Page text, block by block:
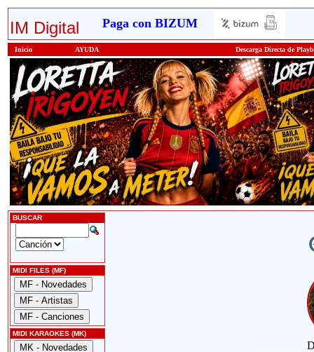
IM Digital Paga con BIZUM
Inicio AYUDA Descarga Directa de
BUSCAR
MIDI FILES (MF)
MIDI KARAOKES (MK)